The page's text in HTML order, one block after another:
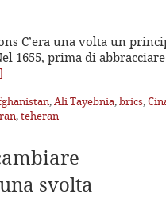
C’era una volta un
1655, prima di
,Ali Tayebnia,brics,
,teheran
svolta